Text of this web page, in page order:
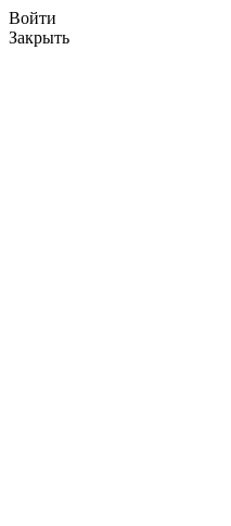
Войти
Закрыть